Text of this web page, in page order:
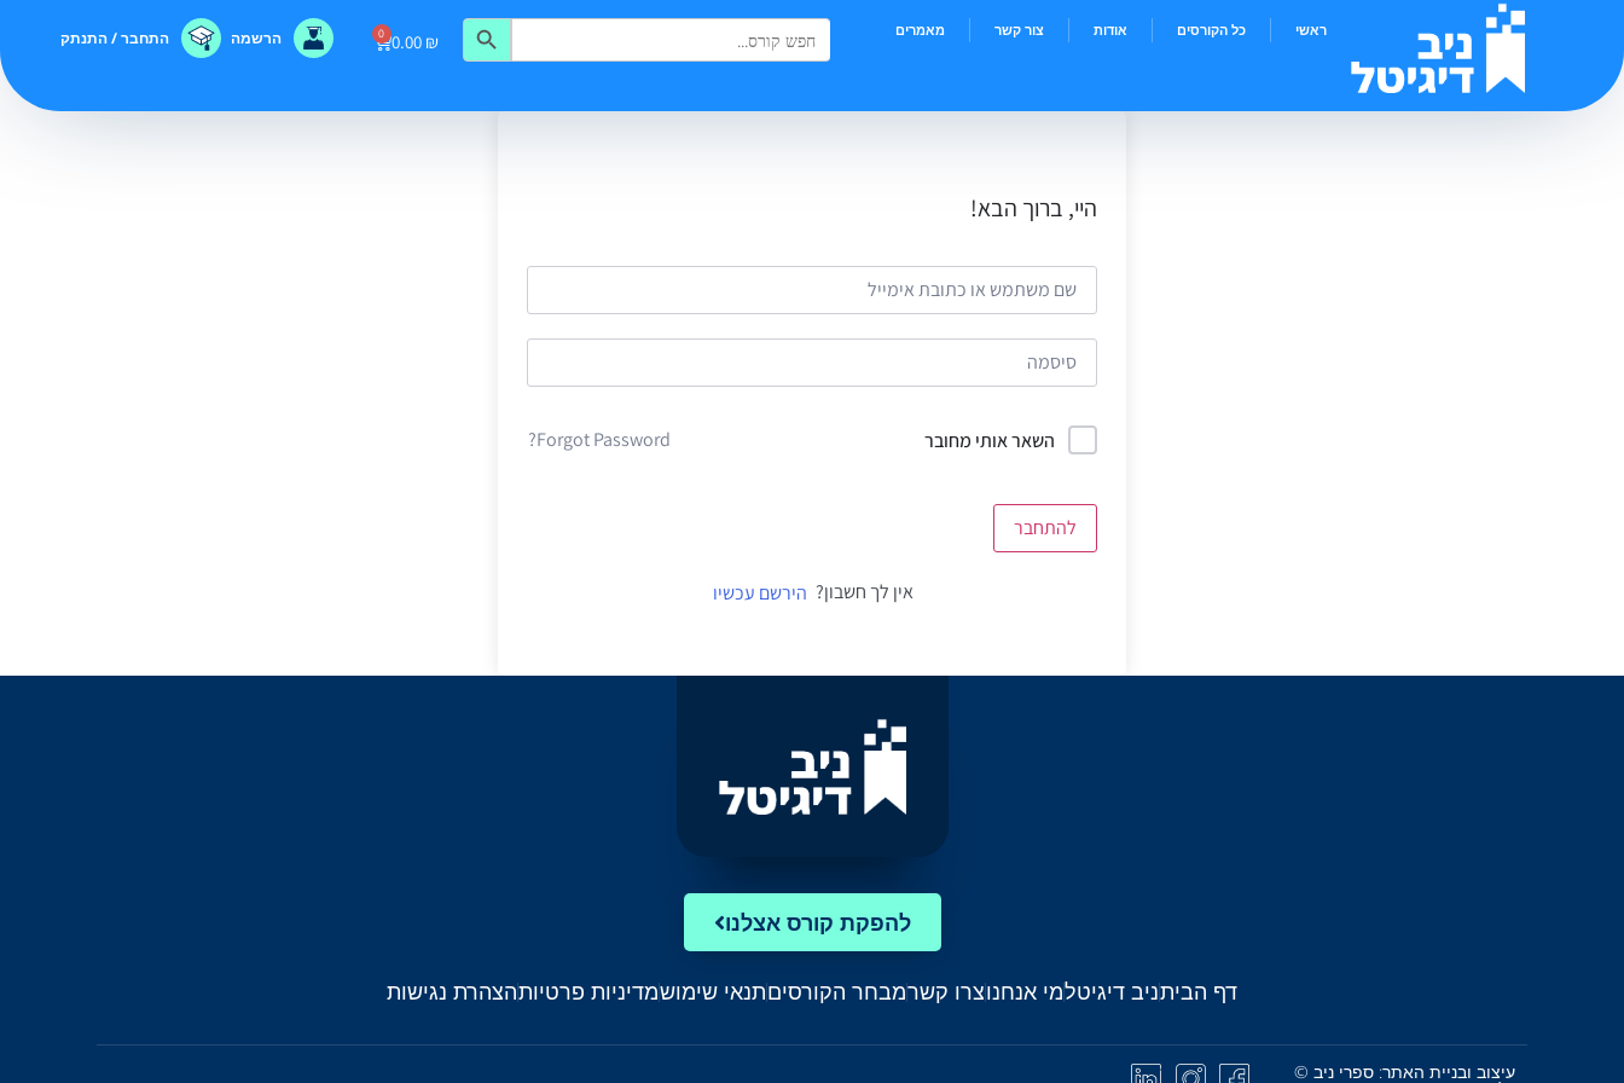
ראשי כל הקורסים אודות צור קשר מאמרים Search
for:
Search Button
0.00 ₪
0 הרשמה התחבר / התנתק
היי, ברוך הבא!
השאר אותי מחובר Forgot Password?
להתחבר
אין לך חשבון? הירשם עכשיו
להפקת קורס אצלנו
דף הביתניב דיגיטלמי אנחנוצרו קשרמבחר הקורסיםתנאי שימושמדיניות פרטיותהצהרת נגישות
עיצוב ובניית האתר: ספרי ניב ©